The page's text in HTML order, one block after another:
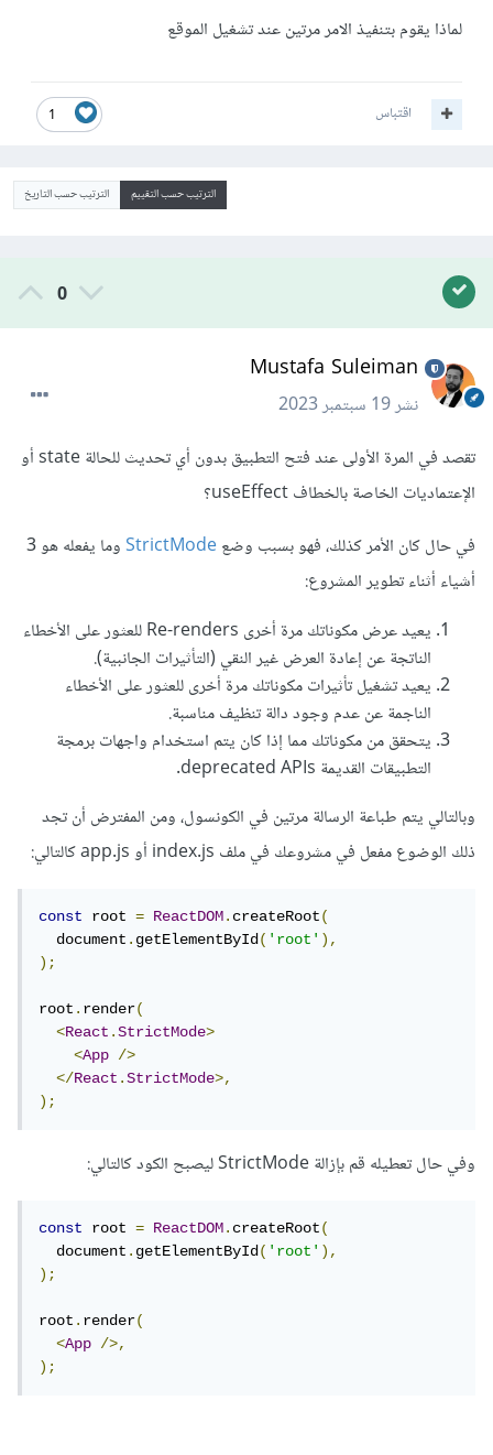
لماذا يقوم بتنفيذ الامر مرتين عند تشغيل الموقع
1 اقتباس
الترتيب حسب التقييم الترتيب حسب التاريخ
0
Mustafa Suleiman
نشر19 سبتمبر 2023
تقصد في المرة الأولى عند فتح التطبيق بدون أي تحديث للحالة state أو
الإعتماديات الخاصة بالخطاف useEffect؟
في حال كان الأمر كذلك، فهو بسبب وضعStrictMode
وما يفعله هو 3
أشياء أثناء تطوير المشروع:
يعيد عرض مكوناتك مرة أخرى Re-renders للعثور على الأخطاء
الناتجة عن إعادة العرض غير النقي (التأثيرات الجانبية).
يعيد تشغيل تأثيرات مكوناتك مرة أخرى للعثور على الأخطاء
الناجمة عن عدم وجود دالة تنظيف مناسبة.
يتحقق من مكوناتك مما إذا كان يتم استخدام واجهات برمجة
التطبيقات القديمة deprecated APIs.
وبالتالي يتم طباعة الرسالة مرتين في الكونسول، ومن المفترض أن تجد
ذلك الوضوع مفعل في مشروعك في ملف index.js أو app.js كالتالي:
const root = ReactDOM.createRoot(
  document
.getElementById('root'),
);
root.render(
<React.StrictMode>
<App
/>
</React.StrictMode>,
);
وفي حال تعطيله قم بإزالة StrictMode ليصبح الكود كالتالي:
const root = ReactDOM.createRoot(
  document
.getElementById('root'),
);
root.render(
<App
/>,
);